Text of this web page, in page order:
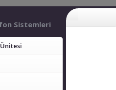
Sistemleri